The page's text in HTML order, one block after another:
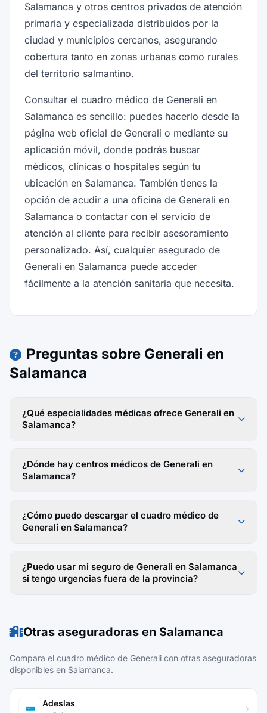
Salamanca y otros centros privados de atención
primaria y especializada distribuidos por la
ciudad y municipios cercanos, asegurando
cobertura tanto en zonas urbanas como rurales
del territorio salmantino.
Consultar el cuadro médico de Generali en
Salamanca es sencillo: puedes hacerlo desde la
página web oficial de Generali o mediante su
aplicación móvil, donde podrás buscar
médicos, clínicas o hospitales según tu
ubicación en Salamanca. También tienes la
opción de acudir a una oficina de Generali en
Salamanca o contactar con el servicio de
atención al cliente para recibir asesoramiento
personalizado. Así, cualquier asegurado de
Generali en Salamanca puede acceder
fácilmente a la atención sanitaria que necesita.
Preguntas sobre Generali en
Salamanca
¿Qué especialidades médicas ofrece Generali en
Salamanca?
¿Dónde hay centros médicos de Generali en
Salamanca?
¿Cómo puedo descargar el cuadro médico de
Generali en Salamanca?
¿Puedo usar mi seguro de Generali en Salamanca
si tengo urgencias fuera de la provincia?
Otras aseguradoras en Salamanca
Compara el cuadro médico de Generali con otras aseguradoras
disponibles en Salamanca.
Adeslas